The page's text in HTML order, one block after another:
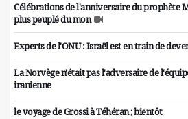
Célébrations de l'anniversaire du prophète
plus peuplé du mon
Experts de l'ONU : Israël est en train de
La Norvège n'était pas l'adversaire de
iranienne
le voyage de Grossi à Téhéran ; bientôt